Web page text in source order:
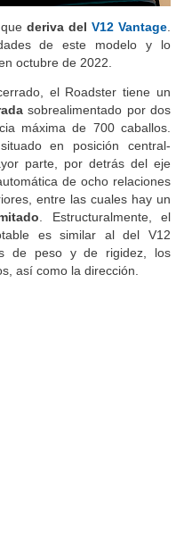
deriva del V12 Vantage
de este modelo y lo
octubre de 2022.
el Roadster tiene un
sobrealimentado por dos
máxima de 700 caballos.
en posición central-
parte, por detrás del eje
de ocho relaciones
entre las cuales hay un
. Estructuralmente, el
es similar al del V12
de peso y de rigidez, los
así como la dirección.